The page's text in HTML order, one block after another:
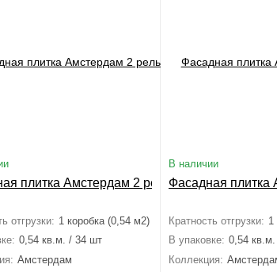
плитка Амстердам 2 рельефная 6,5x24,5
отгрузки: 1 коробка (0,54 м2)
0,54 кв.м. / 34 шт
Амстердам
В наличии
Фасадная плитка
Кратность отгрузки: 1
В упаковке: 0,54
Коллекция: